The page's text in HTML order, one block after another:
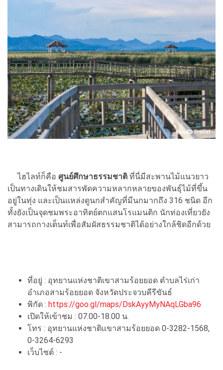
ไฮไลท์ก็คือ ศูนย์ศึกษาธรรมชาติ ที่นี่มีสะพานไม้แนวยาว
เป็นทางเดินให้ชมสารพัดความหลากหลายของพันธุ์ไม้ที่ขึ้น
อยู่ในทุ่ง และเป็นแหล่งดูนกสำคัญที่มีนกมากถึง 316 ชนิด อีก
ทั้งยังเป็นจุดชมพระอาทิตย์ตกแสนโรแมนติก นักท่องเที่ยวยัง
สามารถกางเต็นท์เพื่อสัมผัสธรรมชาติได้อย่างใกล้ชิดอีกด้วย
ที่อยู่ : อุทยานแห่งชาติเขาสามร้อยยอด ตำบลไร่เก่า
อำเภอสามร้อยยอด จังหวัดประจวบคีรีขันธ์
พิกัด : https://goo.gl/maps/DskAyyMyNAqLGba96
เปิดให้เข้าชม : 07.00-18.00 น.
โทร : อุทยานแห่งชาติเเขาสามร้อยยอด 0-3282-1568,
0-3264-6293
เว็บไซต์ : -